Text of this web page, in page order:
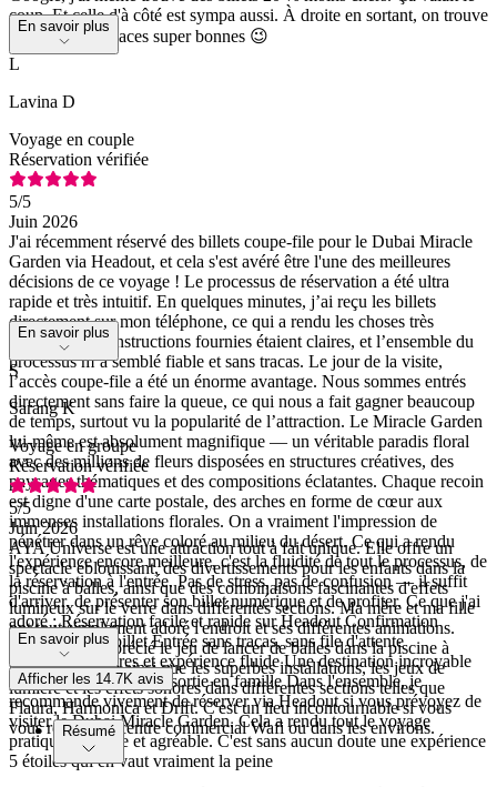
coup. Et celle d'à côté est sympa aussi. À droite en sortant, on trouve
d’ailleurs des glaces super bonnes 😉
En savoir plus
L
Lavina D
Voyage en couple
Réservation vérifiée
5/5
Juin 2026
J'ai récemment réservé des billets coupe-file pour le Dubai Miracle
Garden via Headout, et cela s'est avéré être l'une des meilleures
décisions de ce voyage ! Le processus de réservation a été ultra
rapide et très intuitif. En quelques minutes, j’ai reçu les billets
directement sur mon téléphone, ce qui a rendu les choses très
pratiques. Les instructions fournies étaient claires, et l’ensemble du
processus m’a semblé fiable et sans tracas. Le jour de la visite,
l’accès coupe-file a été un énorme avantage. Nous sommes entrés
directement sans faire la queue, ce qui nous a fait gagner beaucoup
de temps, surtout vu la popularité de l’attraction. Le Miracle Garden
lui-même est absolument magnifique — un véritable paradis floral
avec des millions de fleurs disposées en structures créatives, des
paysages thématiques et des compositions éclatantes. Chaque recoin
est digne d'une carte postale, des arches en forme de cœur aux
immenses installations florales. On a vraiment l'impression de
pénétrer dans un rêve coloré au milieu du désert. Ce qui a rendu
l'expérience encore meilleure, c'est la fluidité de tout le processus, de
la réservation à l'entrée. Pas de stress, pas de confusion — il suffit
d'arriver, de présenter son billet numérique et de profiter. Ce que j'ai
adoré : Réservation facile et rapide sur Headout Confirmation
instantanée du billet Entrée sans tracas, sans file d'attente
Instructions claires et expérience fluide Une destination incroyable
pour des photos et une sortie en famille Dans l'ensemble, je
recommande vivement de réserver via Headout si vous prévoyez de
visiter le Dubai Miracle Garden. Cela a rendu tout le voyage
pratique, efficace et agréable. C'est sans aucun doute une expérience
5 étoiles qui en vaut vraiment la peine
En savoir plus
S
Sarang K
Voyage en groupe
Réservation vérifiée
5/5
Juin 2026
AYA Universe est une attraction tout à fait unique. Elle offre un
spectacle éblouissant, des divertissements pour les enfants dans la
piscine à balles, ainsi que des combinaisons fascinantes d'effets
lumineux sur le verre dans différentes sections. Ma mère et ma fille
ont tout simplement adoré l'endroit et ses différentes animations.
Nous avons apprécié le jeu de lancer de balles dans la piscine à
balles (Celestia) ainsi que les superbes installations, les jeux de
lumière et les effets sonores dans différentes sections telles que
Flaura, Harmonica et Drift. C'est un lieu incontournable si vous
vous rendez au centre commercial Wafi ou dans les environs.
En savoir plus
Afficher les 14.7K avis
Résumé